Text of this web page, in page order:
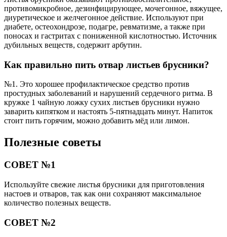
противомикробное, дезинфицирующее, мочегонное, вяжущее,
диуретическое и желчегонное действие. Используют при
диабете, остеохондрозе, подагре, ревматизме, а также при
поносах и гастритах с пониженной кислотностью. Источник
дубильных веществ, содержит арбутин.
Как правильно пить отвар листьев брусники?
№1. Это хорошее профилактическое средство против
простудных заболеваний и нарушений сердечного ритма. В
кружке 1 чайную ложку сухих листьев брусники нужно
заварить кипятком и настоять 5-пятнадцать минут. Напиток
стоит пить горячим, можно добавить мёд или лимон.
Полезные советы
СОВЕТ №1
Используйте свежие листья брусники для приготовления
настоев и отваров, так как они сохраняют максимальное
количество полезных веществ.
СОВЕТ №2